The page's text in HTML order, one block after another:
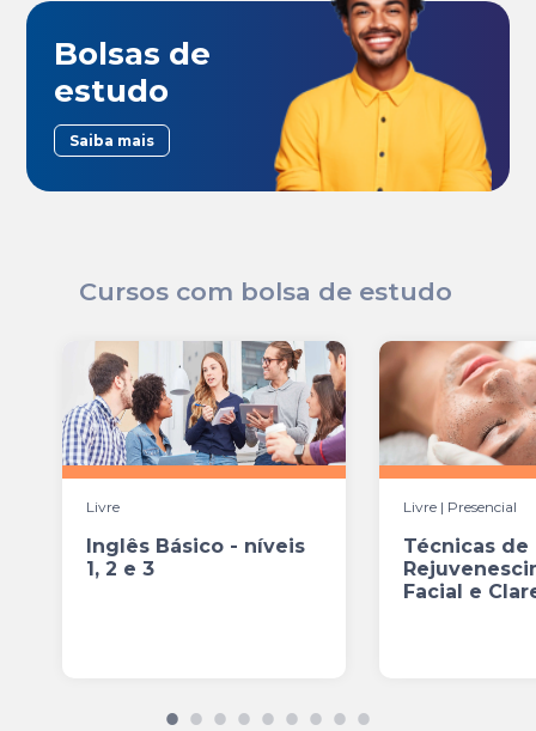
Bolsas de
estudo
Saiba mais
Cursos com bolsa de estudo
Livre
Inglês Básico - níveis
1, 2 e 3
Livre | Presencial
Técnicas de
Facial e